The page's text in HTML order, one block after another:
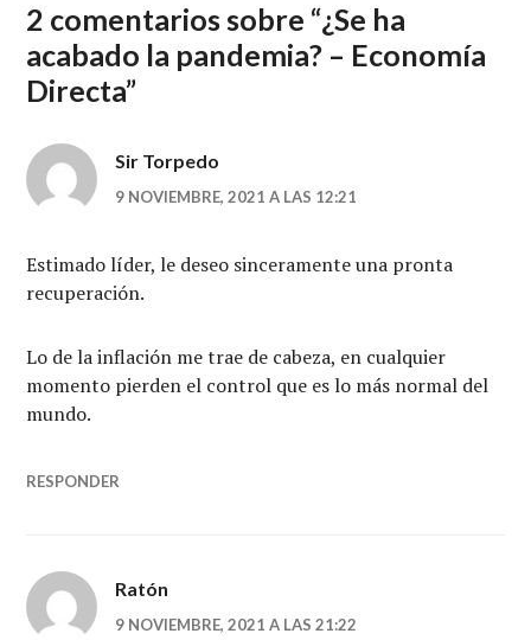
2 comentarios sobre “¿Se ha
acabado la pandemia? – Economía
Directa”
Sir Torpedo
9 NOVIEMBRE, 2021 A LAS 12:21
Estimado líder, le deseo sinceramente una pronta
recuperación.
Lo de la inflación me trae de cabeza, en cualquier
momento pierden el control que es lo más normal del
mundo.
RESPONDER
Ratón
9 NOVIEMBRE, 2021 A LAS 21:22